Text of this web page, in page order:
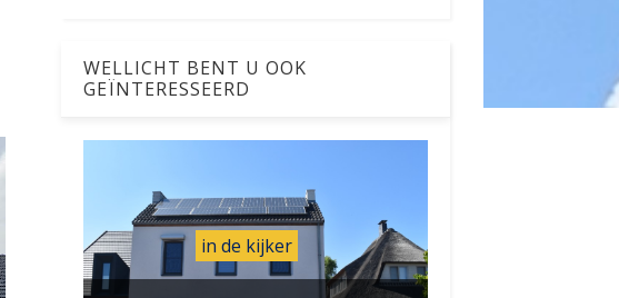
WELLICHT BENT U OOK
GEÏNTERESSEERD
in de kijker